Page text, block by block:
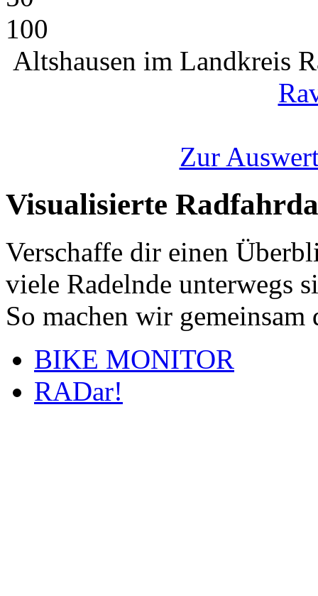
100
Altshausen im Landkreis
Zur
Visualisierte
Verschaffe dir einen
viele Radelnde unterwegs
So machen wir
BIKE MONITOR
RADar!